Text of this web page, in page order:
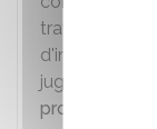
travaux, le
d'interrompre
juge
protection